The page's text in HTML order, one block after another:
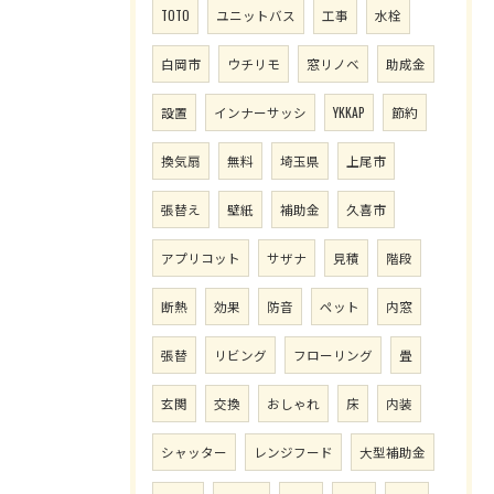
TOTO ユニットバス 工事 水栓
白岡市 ウチリモ 窓リノベ 助成金
設置 インナーサッシ YKKAP 節約
換気扇 無料 埼玉県 上尾市
張替え 壁紙 補助金 久喜市
アプリコット サザナ 見積 階段
断熱 効果 防音 ペット 内窓
張替 リビング フローリング 畳
玄関 交換 おしゃれ 床 内装
シャッター レンジフード 大型補助金